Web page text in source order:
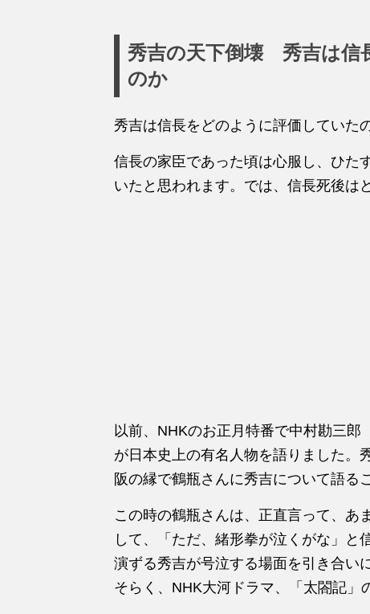
秀吉の天下倒壊 秀吉は信
のか
秀吉は信長をどのように評価していた
信長の家臣であった頃は心服し、ひた
いたと思われます。では、信長死後は
以前、NHKのお正月特番で中村勘三
が日本史上の有名人物を語りました。
阪の縁で鶴瓶さんに秀吉について語る
この時の鶴瓶さんは、正直言って、あ
して、「ただ、緒形拳が泣くがな」と
演ずる秀吉が号泣する場面を引き合い
そらく、NHK大河ドラマ、「太閤記」